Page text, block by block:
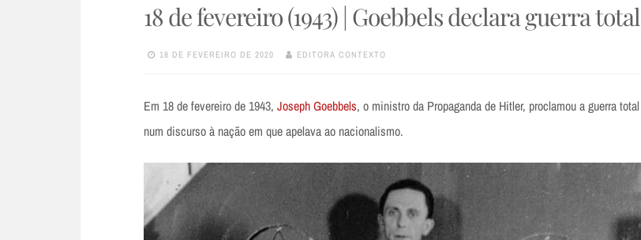
18 de fevereiro (1943) | Goebbels declara guerra total
18 DE FEVEREIRO DE 2020 EDITORA CONTEXTO
Em 18 de fevereiro de 1943, Joseph Goebbels, o ministro da Propaganda de Hitler, proclamou a guerra total
num discurso à nação em que apelava ao nacionalismo.